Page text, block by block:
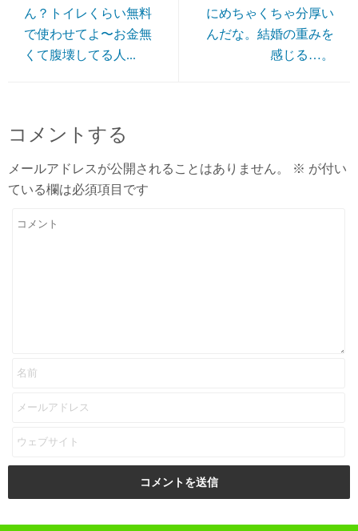
ん？トイレくらい無料
で使わせてよ〜お金無
くて腹壊してる人...
にめちゃくちゃ分厚い
んだな。結婚の重みを
感じる…。
コメントする
メールアドレスが公開されることはありません。 ※ が付い
ている欄は必須項目です